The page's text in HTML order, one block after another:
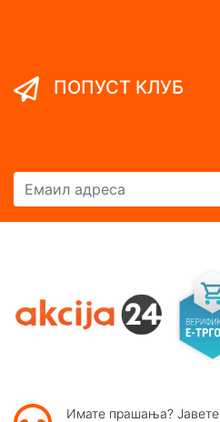
ПОПУСТ КЛУБ
Емаил адреса
Имате прашања?